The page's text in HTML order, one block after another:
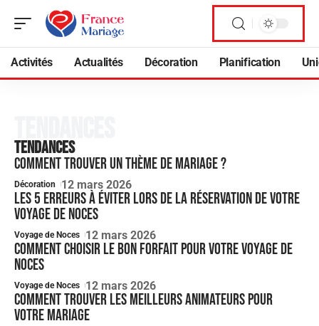
Activités Actualités Décoration Planification
Tendances
Comment trouver un thème de mariage ?
Décoration 12 mars 2026
Les 5 erreurs à éviter lors de la réservation de votre
voyage de noces
Voyage de Noces 12 mars 2026
Comment choisir le bon forfait pour votre voyage de
noces
Voyage de Noces 12 mars 2026
Comment trouver les meilleurs animateurs pour
votre mariage